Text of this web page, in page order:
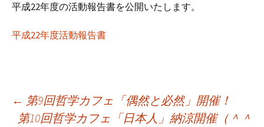
平成22年度の活動報告書を公開いたします。
平成22年度活動報告書
投
← 第9回哲学カフェ「偶然と必然」開催！
第10回哲学カフェ「日本人」納涼開催（＾＾